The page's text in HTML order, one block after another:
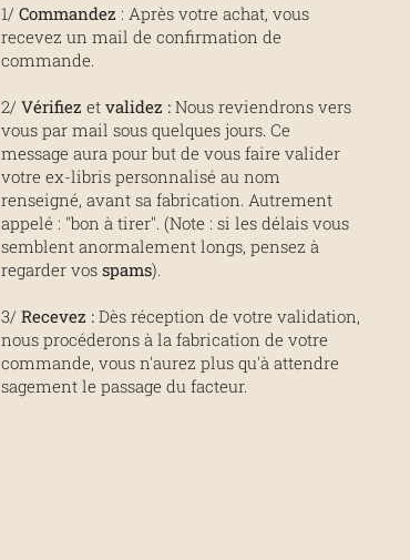
1/ Commandez : Après votre achat, vous
recevez un mail de confirmation de
commande.
2/ Vérifiez etvalidez :Nous reviendrons vers
vous par mail sous quelques jours. Ce
message aura pour but de vous faire valider
votre ex-libris personnalisé au nom
renseigné, avant sa fabrication. Autrement
appelé : "bon à tirer". (Note : si les délais vous
semblent anormalement longs, pensez à
regarder vos spams).
3/ Recevez :Dès réception de votre validation,
nous procéderons à la fabrication de votre
commande, vous n'aurez plus qu'à attendre
sagement le passage du facteur.